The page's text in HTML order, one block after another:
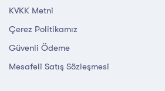
KVKK Metni
Çerez Politikamız
Güvenli Ödeme
Mesafeli Satış Sözleşmesi